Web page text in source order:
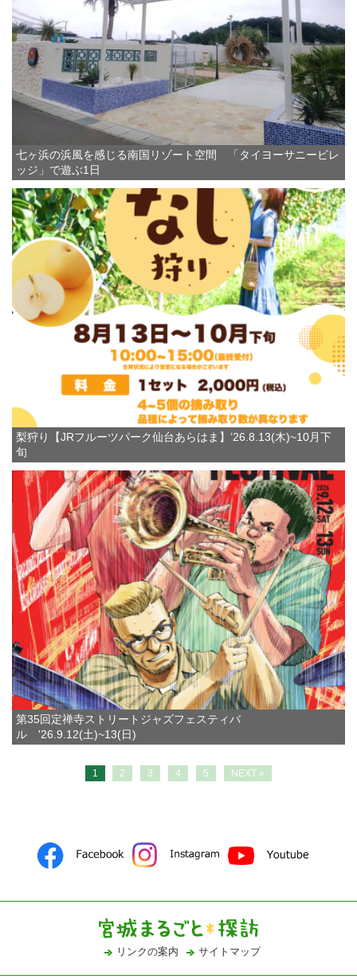
七ヶ浜の浜風を感じる南国リゾート空間 「タイヨーサニービレ
ッジ」で遊ぶ1日
梨狩り【JRフルーツパーク仙台あらはま】’26.8.13(木)~10月下
旬
第35回定禅寺ストリートジャズフェスティバ
ル '26.9.12(土)~13(日)
1 2 3 4 5 NEXT »
リンクの案内 サイトマップ